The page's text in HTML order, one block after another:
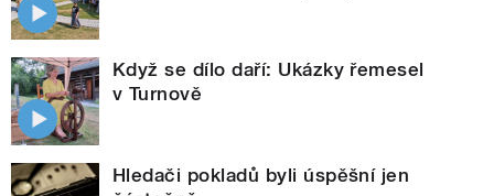
Když se dílo daří: Ukázky řemesel
v Turnově
Hledači pokladů byli úspěšní jen